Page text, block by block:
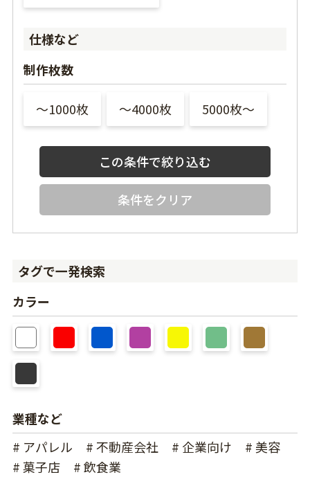
仕様など
制作枚数
〜1000枚 〜4000枚 5000枚〜
条件をクリア
タグで一発検索
カラー
業種など
# アパレル
# 不動産会社 # 企業向け
# 美容
# 菓子店
# 飲食業